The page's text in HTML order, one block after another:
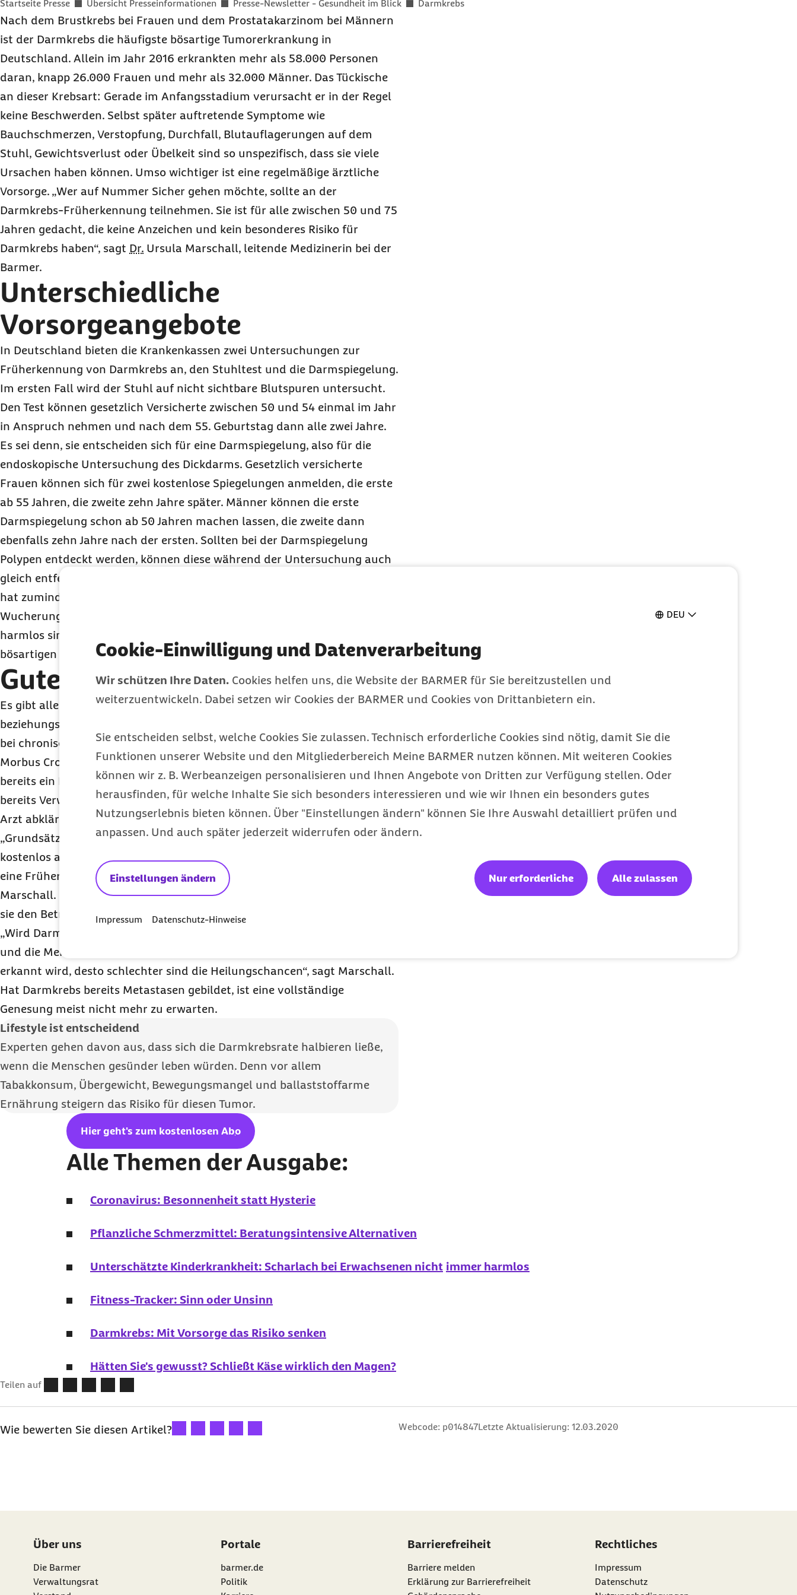
DEU
Cookie-Einwilligung und Datenverarbeitung
Wir schützen Ihre Daten. Cookies helfen uns, die Website der BARMER für Sie bereitzustellen und
weiterzuentwickeln. Dabei setzen wir Cookies der BARMER und Cookies von Drittanbietern ein.
Sie entscheiden selbst, welche Cookies Sie zulassen. Technisch erforderliche Cookies sind nötig, damit Sie die
Funktionen unserer Website und den Mitgliederbereich Meine BARMER nutzen können. Mit weiteren Cookies
können wir z. B. Werbeanzeigen personalisieren und Ihnen Angebote von Dritten zur Verfügung stellen. Oder
herausfinden, für welche Inhalte Sie sich besonders interessieren und wie wir Ihnen ein besonders gutes
Nutzungserlebnis bieten können. Über "Einstellungen ändern" können Sie Ihre Auswahl detailliert prüfen und
anpassen. Und auch später jederzeit widerrufen oder ändern.
Einstellungen ändern Nur erforderliche Alle zulassen
Impressum Datenschutz-Hinweise
Sie befinden sich hier:
Startseite Presse Übersicht Presseinformationen Presse-Newsletter - Gesundheit im Blick Darmkrebs
Nach dem Brustkrebs bei Frauen und dem Prostatakarzinom bei Männern
ist der Darmkrebs die häufigste bösartige Tumorerkrankung in
Deutschland. Allein im Jahr 2016 erkrankten mehr als 58.000 Personen
daran, knapp 26.000 Frauen und mehr als 32.000 Männer. Das Tückische
an dieser Krebsart: Gerade im Anfangsstadium verursacht er in der Regel
keine Beschwerden. Selbst später auftretende Symptome wie
Bauchschmerzen, Verstopfung, Durchfall, Blutauflagerungen auf dem
Stuhl, Gewichtsverlust oder Übelkeit sind so unspezifisch, dass sie viele
Ursachen haben können. Umso wichtiger ist eine regelmäßige ärztliche
Vorsorge. „Wer auf Nummer Sicher gehen möchte, sollte an der
Darmkrebs-Früherkennung teilnehmen. Sie ist für alle zwischen 50 und 75
Jahren gedacht, die keine Anzeichen und kein besonderes Risiko für
Darmkrebs haben“, sagt Dr. Ursula Marschall, leitende Medizinerin bei der
Barmer.
Unterschiedliche
Vorsorgeangebote
In Deutschland bieten die Krankenkassen zwei Untersuchungen zur
Früherkennung von Darmkrebs an, den Stuhltest und die Darmspiegelung.
Im ersten Fall wird der Stuhl auf nicht sichtbare Blutspuren untersucht.
Den Test können gesetzlich Versicherte zwischen 50 und 54 einmal im Jahr
in Anspruch nehmen und nach dem 55. Geburtstag dann alle zwei Jahre.
Es sei denn, sie entscheiden sich für eine Darmspiegelung, also für die
endoskopische Untersuchung des Dickdarms. Gesetzlich versicherte
Frauen können sich für zwei kostenlose Spiegelungen anmelden, die erste
ab 55 Jahren, die zweite zehn Jahre später. Männer können die erste
Darmspiegelung schon ab 50 Jahren machen lassen, die zweite dann
ebenfalls zehn Jahre nach der ersten. Sollten bei der Darmspiegelung
Polypen entdeckt werden, können diese während der Untersuchung auch
gleich entfernt werden. „Etwa ein Drittel der Erwachsenen über 55 Jahre
hat zumindest einen Polypen im Darm. Dabei handelt es sich um
Wucherungen der Darmschleimhaut, die meist gutartig, klein und
harmlos sind. Einige Polypen können allerdings auch wachsen und zu
bösartigen Krebswucherungen werden“, so Marschall.
Gute Heilungschancen
Es gibt allerdings auch Patienten, die die Darmkrebsvorsorge häufiger
beziehungsweise in kürzeren Abständen vornehmen lassen sollten. Dies ist
bei chronisch-entzündlichen Darmerkrankungen wie Colitis ulcerosa oder
Morbus Crohn der Fall sowie dann, wenn bei der ersten Darmspiegelung
bereits ein Polyp entdeckt wurde. Betroffene, bei denen in der Familie
bereits Verwandte unter Darmkrebs leiden, sollten ebenfalls mit ihrem
Arzt abklären, wie ihre speziellen Vorsorgeintervalle aussehen sollten.
„Grundsätzlich gilt, wer Darmbeschwerden hat, kann die Ursache immer
kostenlos abklären lassen. Da spielt es keine Rolle, ob und wann zuletzt
eine Früherkennungsuntersuchung wahrgenommen wurde“, sagt
Marschall. Eine engmaschige Kontrolle sei auch deshalb so wichtig, weil
sie den Betroffenen viel Leid ersparen und sogar Leben retten könne.
„Wird Darmkrebs im Frühstadium diagnostiziert, sind die Prognosen gut
und die Menschen nach der Operation in der Regel geheilt. Je später er
erkannt wird, desto schlechter sind die Heilungschancen“, sagt Marschall.
Hat Darmkrebs bereits Metastasen gebildet, ist eine vollständige
Genesung meist nicht mehr zu erwarten.
Lifestyle ist entscheidend
Experten gehen davon aus, dass sich die Darmkrebsrate halbieren ließe,
wenn die Menschen gesünder leben würden. Denn vor allem
Tabakkonsum, Übergewicht, Bewegungsmangel und ballaststoffarme
Ernährung steigern das Risiko für diesen Tumor.
Hier geht's zum kostenlosen Abo
Alle Themen der Ausgabe:
Coronavirus: Besonnenheit statt Hysterie
Pflanzliche Schmerzmittel: Beratungsintensive Alternativen
Unterschätzte Kinderkrankheit: Scharlach bei Erwachsenen nicht immer harmlos
Fitness-Tracker: Sinn oder Unsinn
Darmkrebs: Mit Vorsorge das Risiko senken
Hätten Sie's gewusst? Schließt Käse wirklich den Magen?
Teilen auf
Wie bewerten Sie diesen Artikel?Ihre Bewertung: 1 Stern
Ihre Bewertung: 2 Sterne
Ihre Bewertung: 3 Sterne
Ihre Bewertung: 4 Sterne
Ihre Bewertung: 5 Sterne Webcode: p014847Letzte Aktualisierung: 12.03.2020
Über uns
Die Barmer
Verwaltungsrat
Portale
barmer.de
Politik
Barrierefreiheit
Barriere melden
Erklärung zur Barrierefreiheit
Rechtliches
Impressum
Datenschutz